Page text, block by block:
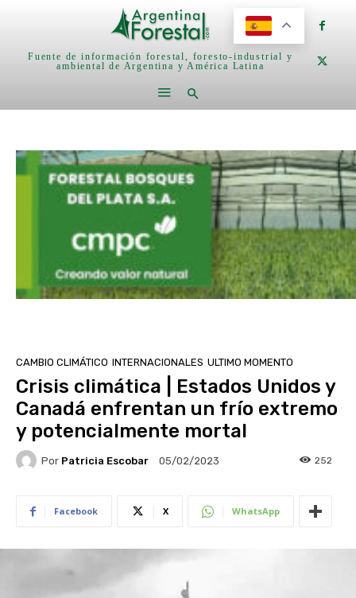
Fuente de información forestal, foresto-industrial y
ambiental de Argentina y América Latina
CAMBIO CLIMÁTICO INTERNACIONALES ULTIMO MOMENTO
Crisis climática | Estados Unidos y
Canadá enfrentan un frío extremo
y potencialmente mortal
Por Patricia Escobar 05/02/2023 252
Facebook X WhatsApp